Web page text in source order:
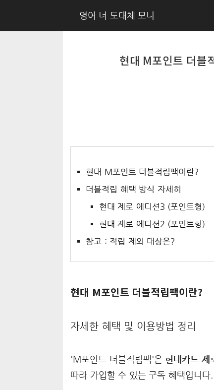
영어 너 도대체 모니
현대 M포인트 더블
현대 M포인트 더블적립팩이란?
더블적립 혜택 방식 자세히
현대 제로 에디션3 (포인트형)
현대 제로 에디션2 (포인트형)
참고 : 적립 제외 대상은?
현대 M포인트 더블적립팩이란?
자세한 혜택 및 이용방법 정리
'M포인트 더블적립팩'은 현대카드 제
따라 가입할 수 있는 구독 혜택입니다.